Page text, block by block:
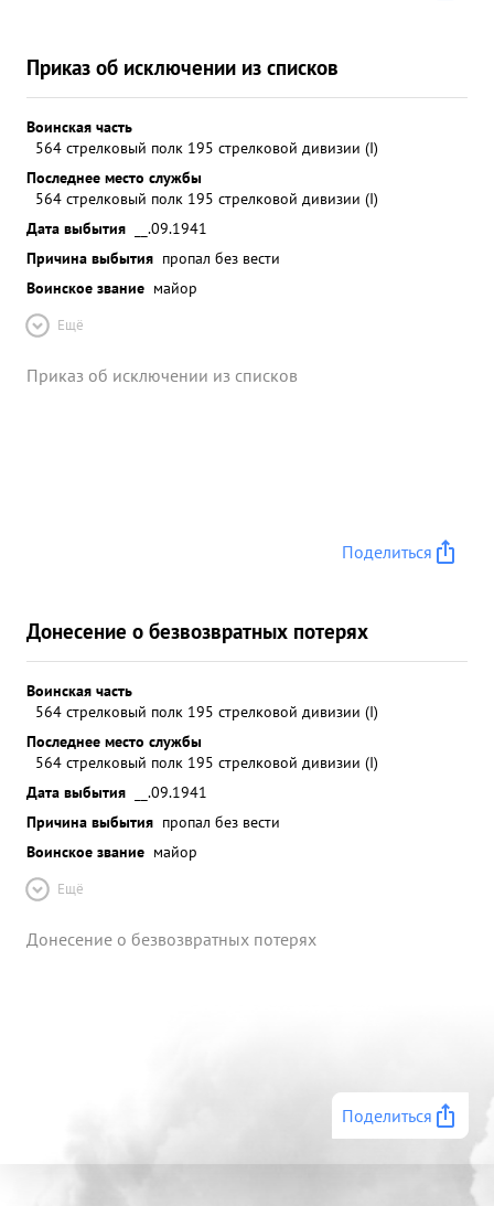
Приказ об исключении из списков
Воинская часть
564 стрелковый полк 195 стрелковой дивизии (I)
Последнее место службы
564 стрелковый полк 195 стрелковой дивизии (I)
Дата выбытия
__.09.1941
Причина выбытия пропал без вести
Воинское звание майор
Ещё
Приказ об исключении из списков
Поделиться
Донесение о безвозвратных потерях
Воинская часть
564 стрелковый полк 195 стрелковой дивизии (I)
Последнее место службы
564 стрелковый полк 195 стрелковой дивизии (I)
Дата выбытия
__.09.1941
Причина выбытия пропал без вести
Воинское звание майор
Ещё
Донесение о безвозвратных потерях
Поделиться